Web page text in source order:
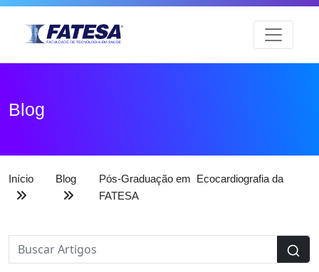
Blog
Início Blog
Pós-Graduação em Ecocardiografia da
FATESA